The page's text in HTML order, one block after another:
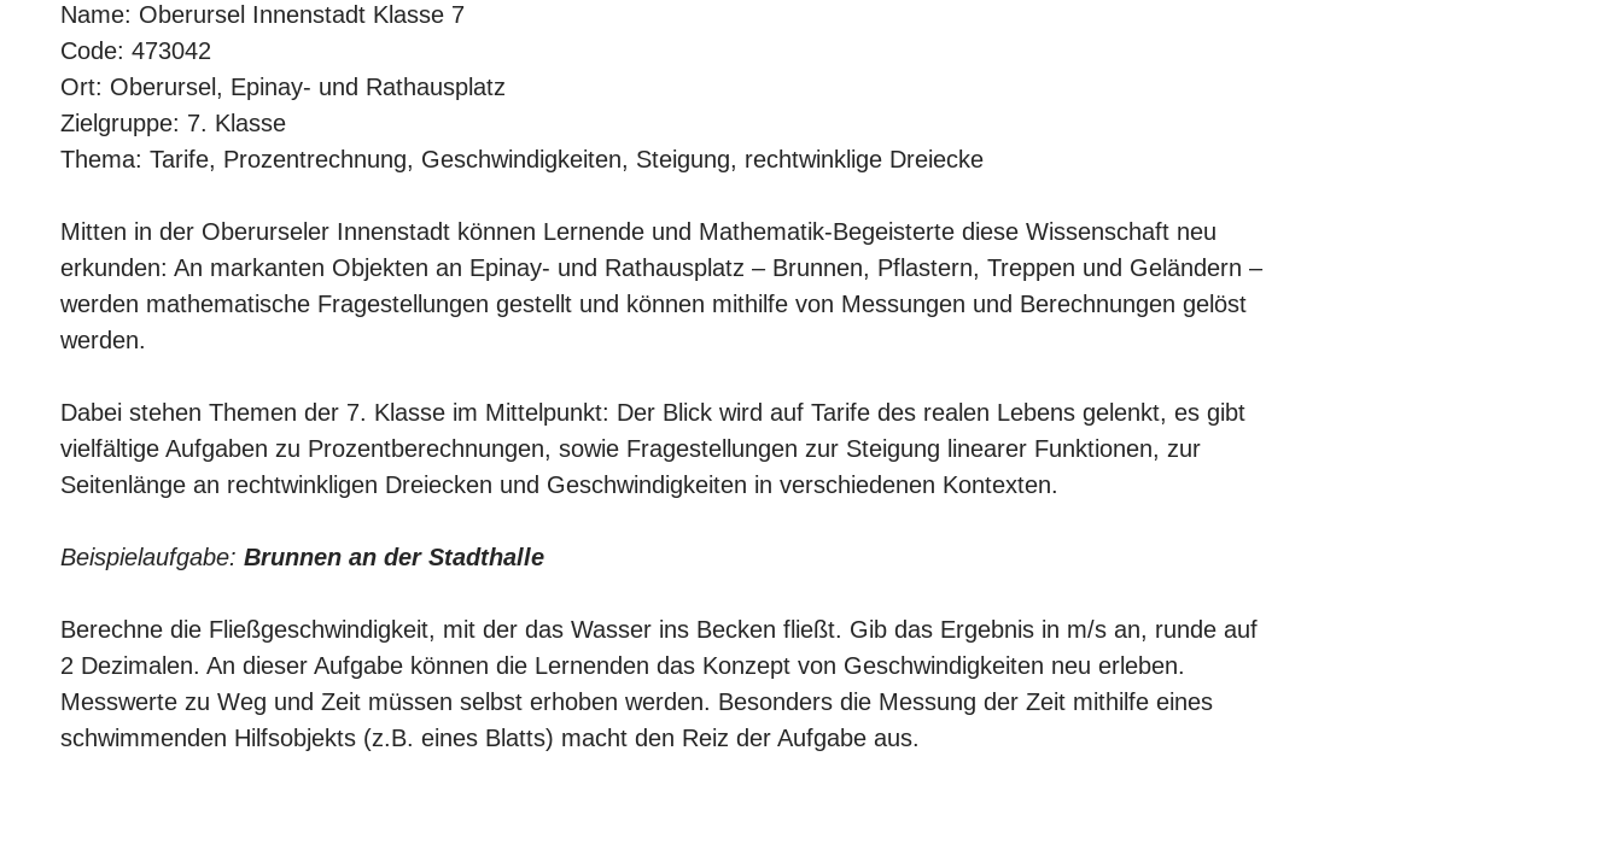
Name: Oberursel Innenstadt Klasse 7
Code: 473042
Ort: Oberursel, Epinay- und Rathausplatz
Zielgruppe: 7. Klasse
Thema: Tarife, Prozentrechnung, Geschwindigkeiten, Steigung, rechtwinklige Dreiecke
Mitten in der Oberurseler Innenstadt können Lernende und Mathematik-Begeisterte diese Wissenschaft neu
erkunden: An markanten Objekten an Epinay- und Rathausplatz – Brunnen, Pflastern, Treppen und Geländern –
werden mathematische Fragestellungen gestellt und können mithilfe von Messungen und Berechnungen gelöst
werden.
Dabei stehen Themen der 7. Klasse im Mittelpunkt: Der Blick wird auf Tarife des realen Lebens gelenkt, es gibt
vielfältige Aufgaben zu Prozentberechnungen, sowie Fragestellungen zur Steigung linearer Funktionen, zur
Seitenlänge an rechtwinkligen Dreiecken und Geschwindigkeiten in verschiedenen Kontexten.
Beispielaufgabe: Brunnen an der Stadthalle
Berechne die Fließgeschwindigkeit, mit der das Wasser ins Becken fließt. Gib das Ergebnis in m/s an, runde auf
2 Dezimalen. An dieser Aufgabe können die Lernenden das Konzept von Geschwindigkeiten neu erleben.
Messwerte zu Weg und Zeit müssen selbst erhoben werden. Besonders die Messung der Zeit mithilfe eines
schwimmenden Hilfsobjekts (z.B. eines Blatts) macht den Reiz der Aufgabe aus.